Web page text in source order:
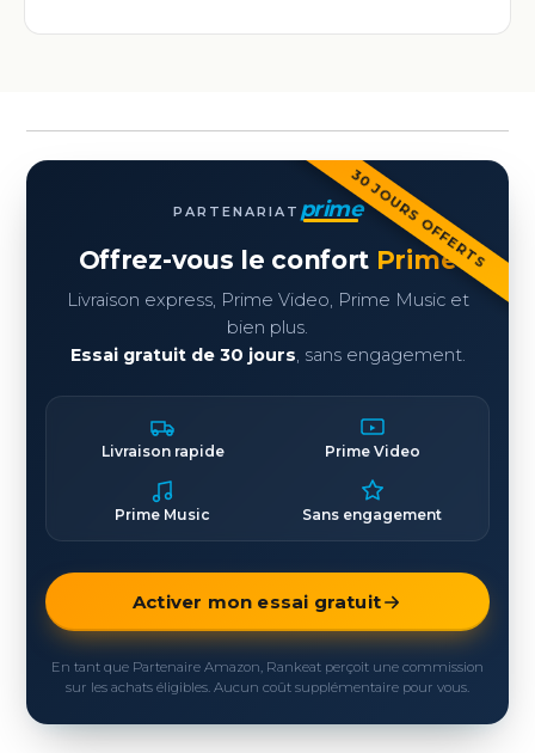
30 JOURS OFFERTS
PARTENARIAT prime
Offrez-vous le confort Prime
Livraison express, Prime Video, Prime Music et
bien plus.
Essai gratuit de 30 jours, sans engagement.
Livraison rapide Prime Video
Prime Music Sans engagement
Activer mon essai gratuit
En tant que Partenaire Amazon, Rankeat perçoit une commission
sur les achats éligibles. Aucun coût supplémentaire pour vous.